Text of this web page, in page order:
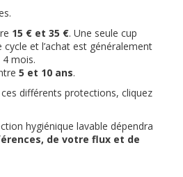
15 € et 35 €. Une seule cup
et l’achat est généralement
mois.
5 et 10 ans.
différents protections, cliquez
hygiénique lavable dépendra
de votre flux et de